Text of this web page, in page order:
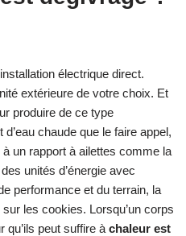
électrique direct.
extérieure de votre choix. Et
produire de ce type
chaude que le faire appel,
un rapport à ailettes comme la
unités d’énergie avec
performance et du terrain, la
les cookies. Lorsqu’un corps
peut suffire à chaleur est